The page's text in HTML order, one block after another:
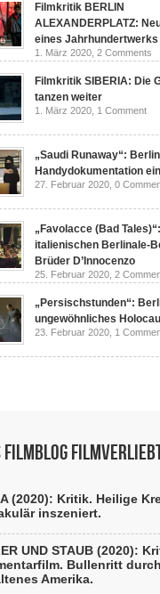
Filmkritik BERLIN
ALEXANDERPLATZ:
eines Jahrhundertwerks
1. März 2020, 2 Comments
Filmkritik SIBERIA: Die
tanzen weiter
1. März 2020, 1 Comment
„Saudi Runaway“:
Handydokumentation
27. Februar 2020, 0
„Favolacce (Bad
italienischen Berlinale-
Brüder D’Innocenzo
25. Februar 2020, 2
„Persischstunden“:
ungewöhnliches
23. Februar 2020, 1
Filmblog
(2020): Kritik. Heilige
inszeniert.
UND STAUB (2020):
Bullenritt
Amerika.